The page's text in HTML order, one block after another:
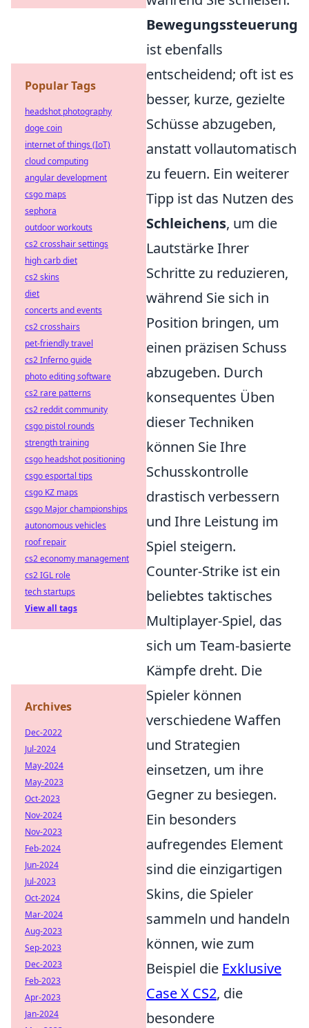
Bewegungssteuerung
ist ebenfalls
entscheidend; oft ist es
besser, kurze, gezielte
Schüsse abzugeben,
anstatt vollautomatisch
zu feuern. Ein weiterer
Tipp ist das Nutzen des
Schleichens, um die
Lautstärke Ihrer
Schritte zu reduzieren,
während Sie sich in
Position bringen, um
einen präzisen Schuss
abzugeben. Durch
konsequentes Üben
dieser Techniken
können Sie Ihre
Schusskontrolle
drastisch verbessern
und Ihre Leistung im
Spiel steigern.
Counter-Strike ist ein
beliebtes taktisches
Multiplayer-Spiel, das
sich um Team-basierte
Kämpfe dreht. Die
Spieler können
verschiedene Waffen
und Strategien
einsetzen, um ihre
Gegner zu besiegen.
Ein besonders
aufregendes Element
sind die einzigartigen
Skins, die Spieler
sammeln und handeln
können, wie zum
Beispiel die Exklusive
Case X CS2, die
besondere
Popular Tags
headshot photography
doge coin
internet of things (IoT)
cloud computing
angular development
csgo maps
sephora
outdoor workouts
cs2 crosshair settings
high carb diet
cs2 skins
diet
concerts and events
cs2 crosshairs
pet-friendly travel
cs2 Inferno guide
photo editing software
cs2 rare patterns
cs2 reddit community
csgo pistol rounds
strength training
csgo headshot positioning
csgo esportal tips
csgo KZ maps
csgo Major championships
autonomous vehicles
roof repair
cs2 economy management
cs2 IGL role
tech startups
View all tags
Archives
Dec-2022
Jul-2024
May-2024
May-2023
Oct-2023
Nov-2024
Nov-2023
Feb-2024
Jun-2024
Jul-2023
Oct-2024
Mar-2024
Aug-2023
Sep-2023
Dec-2023
Feb-2023
Apr-2023
Jan-2024